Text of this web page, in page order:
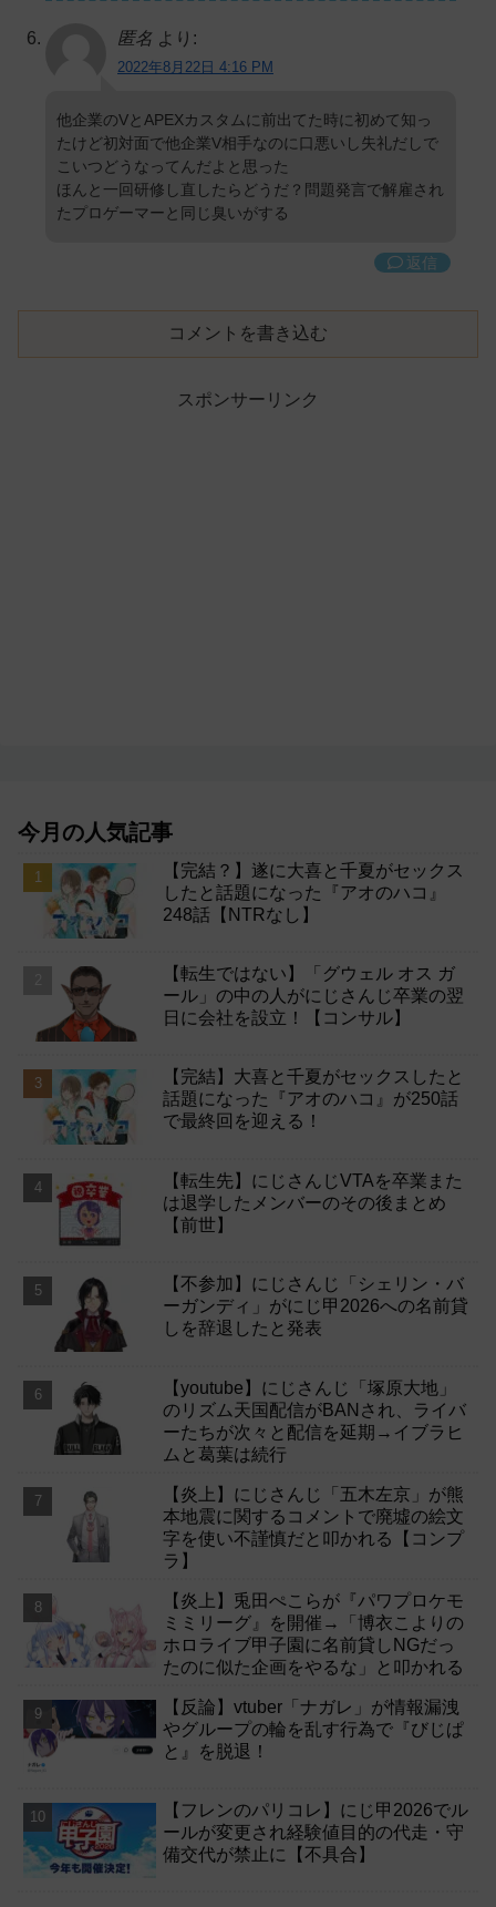
匿名 より:
2022年8月22日 4:16 PM
他企業のVとAPEXカスタムに前出てた時に初めて知っ
たけど初対面で他企業V相手なのに口悪いし失礼だしで
こいつどうなってんだよと思った
ほんと一回研修し直したらどうだ？問題発言で解雇され
たプロゲーマーと同じ臭いがする
返信
コメントを書き込む
スポンサーリンク
今月の人気記事
【完結？】遂に大喜と千夏がセックス
したと話題になった『アオのハコ』
248話【NTRなし】
【転生ではない】「グウェル オス ガ
ール」の中の人がにじさんじ卒業の翌
日に会社を設立！【コンサル】
【完結】大喜と千夏がセックスしたと
話題になった『アオのハコ』が250話
で最終回を迎える！
【転生先】にじさんじVTAを卒業また
は退学したメンバーのその後まとめ
【前世】
【不参加】にじさんじ「シェリン・バ
ーガンディ」がにじ甲2026への名前貸
しを辞退したと発表
【youtube】にじさんじ「塚原大地」
のリズム天国配信がBANされ、ライバ
ーたちが次々と配信を延期→イブラヒ
ムと葛葉は続行
【炎上】にじさんじ「五木左京」が熊
本地震に関するコメントで廃墟の絵文
字を使い不謹慎だと叩かれる【コンプ
ラ】
【炎上】兎田ぺこらが『パワプロケモ
ミミリーグ』を開催→「博衣こよりの
ホロライブ甲子園に名前貸しNGだっ
たのに似た企画をやるな」と叩かれる
【反論】vtuber「ナガレ」が情報漏洩
やグループの輪を乱す行為で『びじぱ
と』を脱退！
【フレンのパリコレ】にじ甲2026でル
ールが変更され経験値目的の代走・守
備交代が禁止に【不具合】